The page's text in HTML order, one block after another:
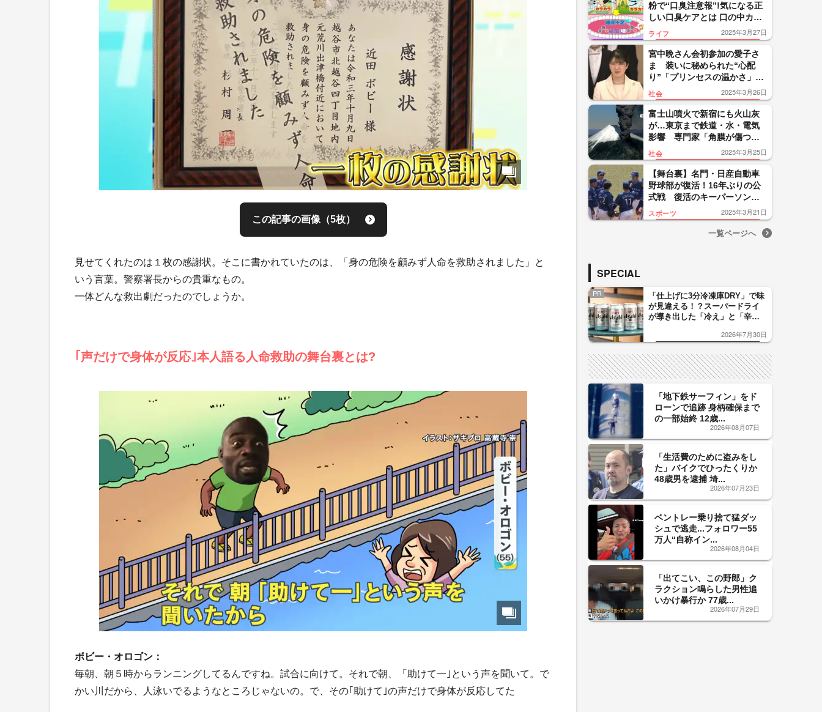
この記事の画像（5枚）
見せてくれたのは１枚の感謝状。そこに書かれていたのは、「身の危険を顧みず人命を救助されました」と
いう言葉。警察署長からの貴重なもの。
一体どんな救出劇だったのでしょうか。
｢声だけで身体が反応｣本人語る人命救助の舞台裏とは?
ボビー・オロゴン：
毎朝、朝５時からランニングしてるんですね。試合に向けて。それで朝、「助けて一｣という声を聞いて。で
かい川だから、人泳いでるようなところじゃないの。で、その｢助けて｣の声だけで身体が反応してた
粉で“口臭注意報”!気になる正
しい口臭ケアとは 口の中カラ
カラは黄色信号…唾液がポイ
ント
ライフ 2025年3月27日
宮中晩さん会初参加の愛子さ
ま 装いに秘められた“心配
り”「プリンセスの温かさ」歌
手・マルシア明かす“聞き上手
っぷり”
社会 2025年3月26日
富士山噴火で新宿にも火山灰
が…東京まで鉄道・水・電気
影響 専門家「角膜が傷つい
たり、呼吸器の疾患が悪化す
る可能性」
社会 2025年3月25日
【舞台裏】名門・日産自動車
野球部が復活！16年ぶりの公
式戦 復活のキーパーソン語
る“野球の重要性” 日産社員
「胸が熱く」
スポーツ 2025年3月21日
一覧ページへ
SPECIAL
PR
「仕上げに3分冷凍庫DRY」で味
が見違える！？スーパードライ
が導き出した「冷え」と「辛
した「辛口カーブ」が飲み頃の
2026年7月30日
「地下鉄サーフィン」をド
ローンで追跡 身柄確保まで
の一部始終 12歳...
2026年08月07日
「生活費のために盗みをし
た」バイクでひったくりか
48歳男を逮捕 埼...
2026年07月23日
ベントレー乗り捨て猛ダッ
シュで逃走...フォロワー55
万人“自称イン...
2026年08月04日
「出てこい、この野郎」ク
ラクション鳴らした男性追
いかけ暴行か 77歳...
2026年07月29日